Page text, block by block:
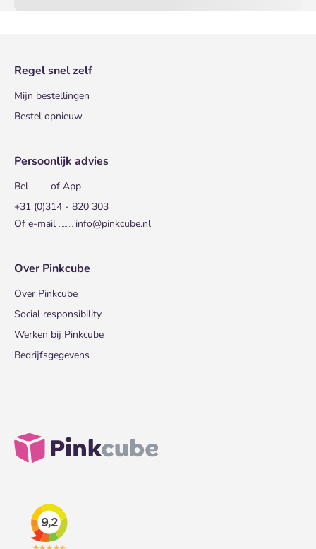
Regel snel zelf
Mijn bestellingen
Bestel opnieuw
Persoonlijk advies
Bel
of App
+31 (0)314 - 820 303
Of e-mail
info@pinkcube.nl
Over Pinkcube
Over Pinkcube
Social responsibility
Werken bij Pinkcube
Bedrijfsgegevens